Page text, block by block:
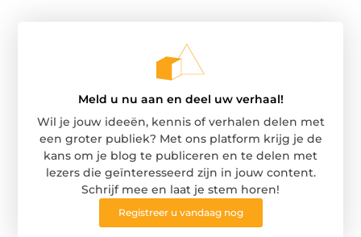
Meld u nu aan en deel uw verhaal!
Wil je jouw ideeën, kennis of verhalen delen met
een groter publiek? Met ons platform krijg je de
kans om je blog te publiceren en te delen met
lezers die geïnteresseerd zijn in jouw content.
Schrijf mee en laat je stem horen!
Registreer u vandaag nog